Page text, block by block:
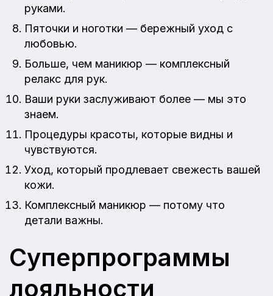
руками.
Пяточки и ноготки — бережный уход с
любовью.
Больше, чем маникюр — комплексный
релакс для рук.
Ваши руки заслуживают более — мы это
знаем.
Процедуры красоты, которые видны и
чувствуются.
Уход, который продлевает свежесть вашей
кожи.
Комплексный маникюр — потому что
детали важны.
Суперпрограммы
лояльности